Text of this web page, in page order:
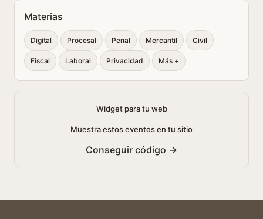
Materias
Digital Procesal Penal Mercantil Civil
Fiscal Laboral Privacidad Más +
Widget para tu web
Muestra estos eventos en tu sitio
Conseguir código →